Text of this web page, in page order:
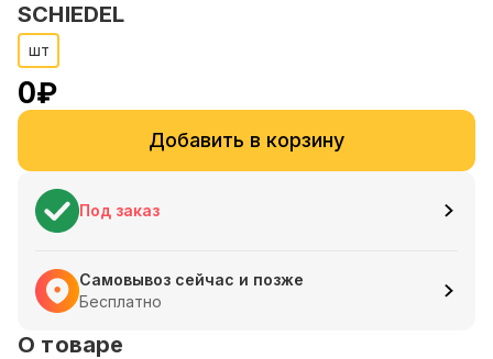
SCHIEDEL
шт
0₽
Добавить в корзину
Под заказ
Самовывоз сейчас и позже
Бесплатно
О товаре